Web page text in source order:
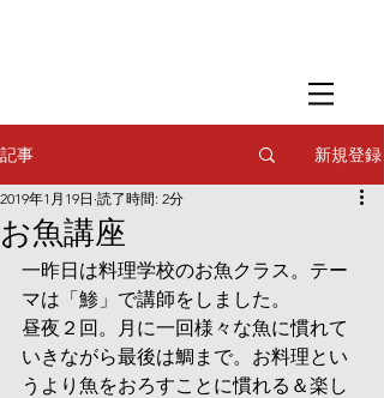
フードスタイリング
記事 新規登録
お魚講座
2019年1月19日 読了時間: 2分
一昨日は料理学校のお魚クラス。テー
マは「鯵」で講師をしました。
昼夜２回。月に一回様々な魚に慣れて
いきながら最後は鯛まで。お料理とい
うより魚をおろすことに慣れる＆楽し